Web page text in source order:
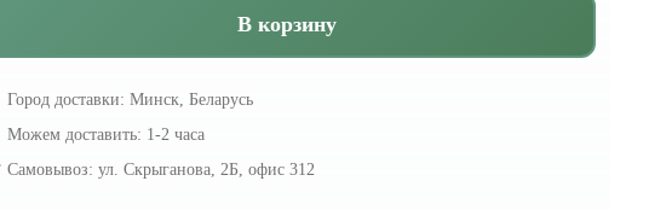
В корзину
Город доставки: Минск, Беларусь
Можем доставить: 1-2 часа
Самовывоз: ул. Скрыганова, 2Б, офис 312